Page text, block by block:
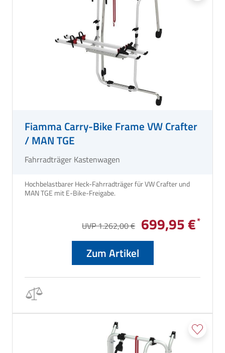
Fiamma Carry-Bike Frame VW Crafter
/ MAN TGE
Fahrradträger Kastenwagen
Hochbelastbarer Heck-Fahrradträger für VW Crafter und
UVP 1.262,00 € 699,95 €
Zum Artikel